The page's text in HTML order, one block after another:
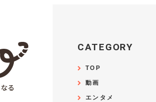
CATEGORY
TOP
動画
エンタメ